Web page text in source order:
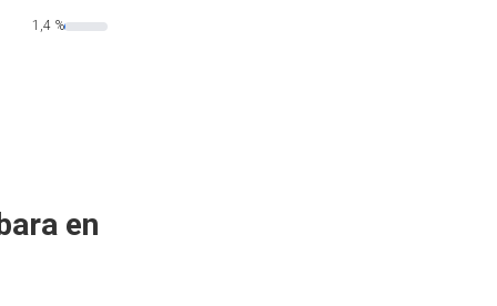
1,4 %
en